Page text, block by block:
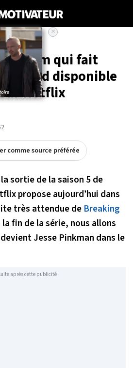
Cinema
le film qui fait
Bad disponible
Netflix
comme source préférée
×
sortie de la saison 5 de
propose aujourd’hui dans
très attendue de Breaking
fin de la série, nous allons
Jesse Pinkman dans le
après cette publicité